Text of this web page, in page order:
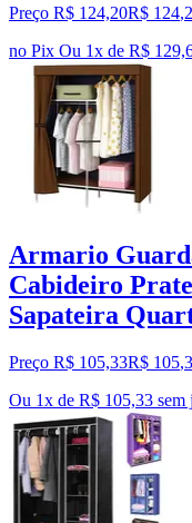
Preço R$ 124,20R$ 124,
no Pix Ou 1x de R$
Armario
Cabideiro
Sapateira
Preço R$ 105,33R$ 105,
Ou 1x de R$ 105,33 sem